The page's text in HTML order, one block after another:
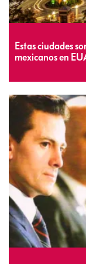
Estas ciudades
mexicanos en